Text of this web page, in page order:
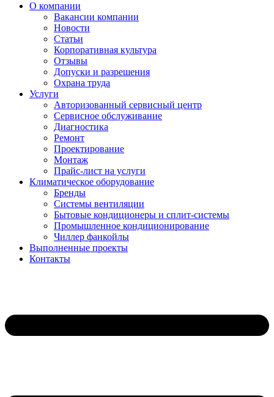
О компании
Вакансии компании
Новости
Статьи
Корпоративная культура
Отзывы
Допуски и разрешения
Охрана труда
Услуги
Авторизованный сервисный центр
Сервисное обслуживание
Диагностика
Ремонт
Проектирование
Монтаж
Прайс-лист на услуги
Климатическое оборудование
Бренды
Системы вентиляции
Бытовые кондиционеры и сплит-системы
Промышленное кондиционирование
Чиллер фанкойлы
Выполненные проекты
Контакты